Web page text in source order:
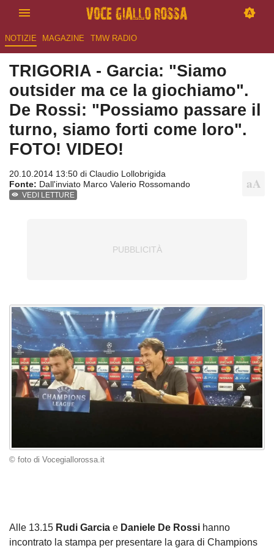
NOTIZIE MAGAZINE TMW RADIO
TRIGORIA - Garcia: "Siamo
outsider ma ce la giochiamo".
De Rossi: "Possiamo passare il
turno, siamo forti come loro".
FOTO! VIDEO!
20.10.2014 13:50 di Claudio Lollobrigida
Fonte: Dall'inviato Marco Valerio Rossomando
VEDI LETTURE
© foto di Vocegiallorossa.it
Alle 13.15 Rudi Garcia e Daniele De Rossi hanno
incontrato la stampa per presentare la gara di Champions